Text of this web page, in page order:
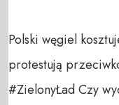
Polski węgiel
protestują
#ZielonyŁad Czy